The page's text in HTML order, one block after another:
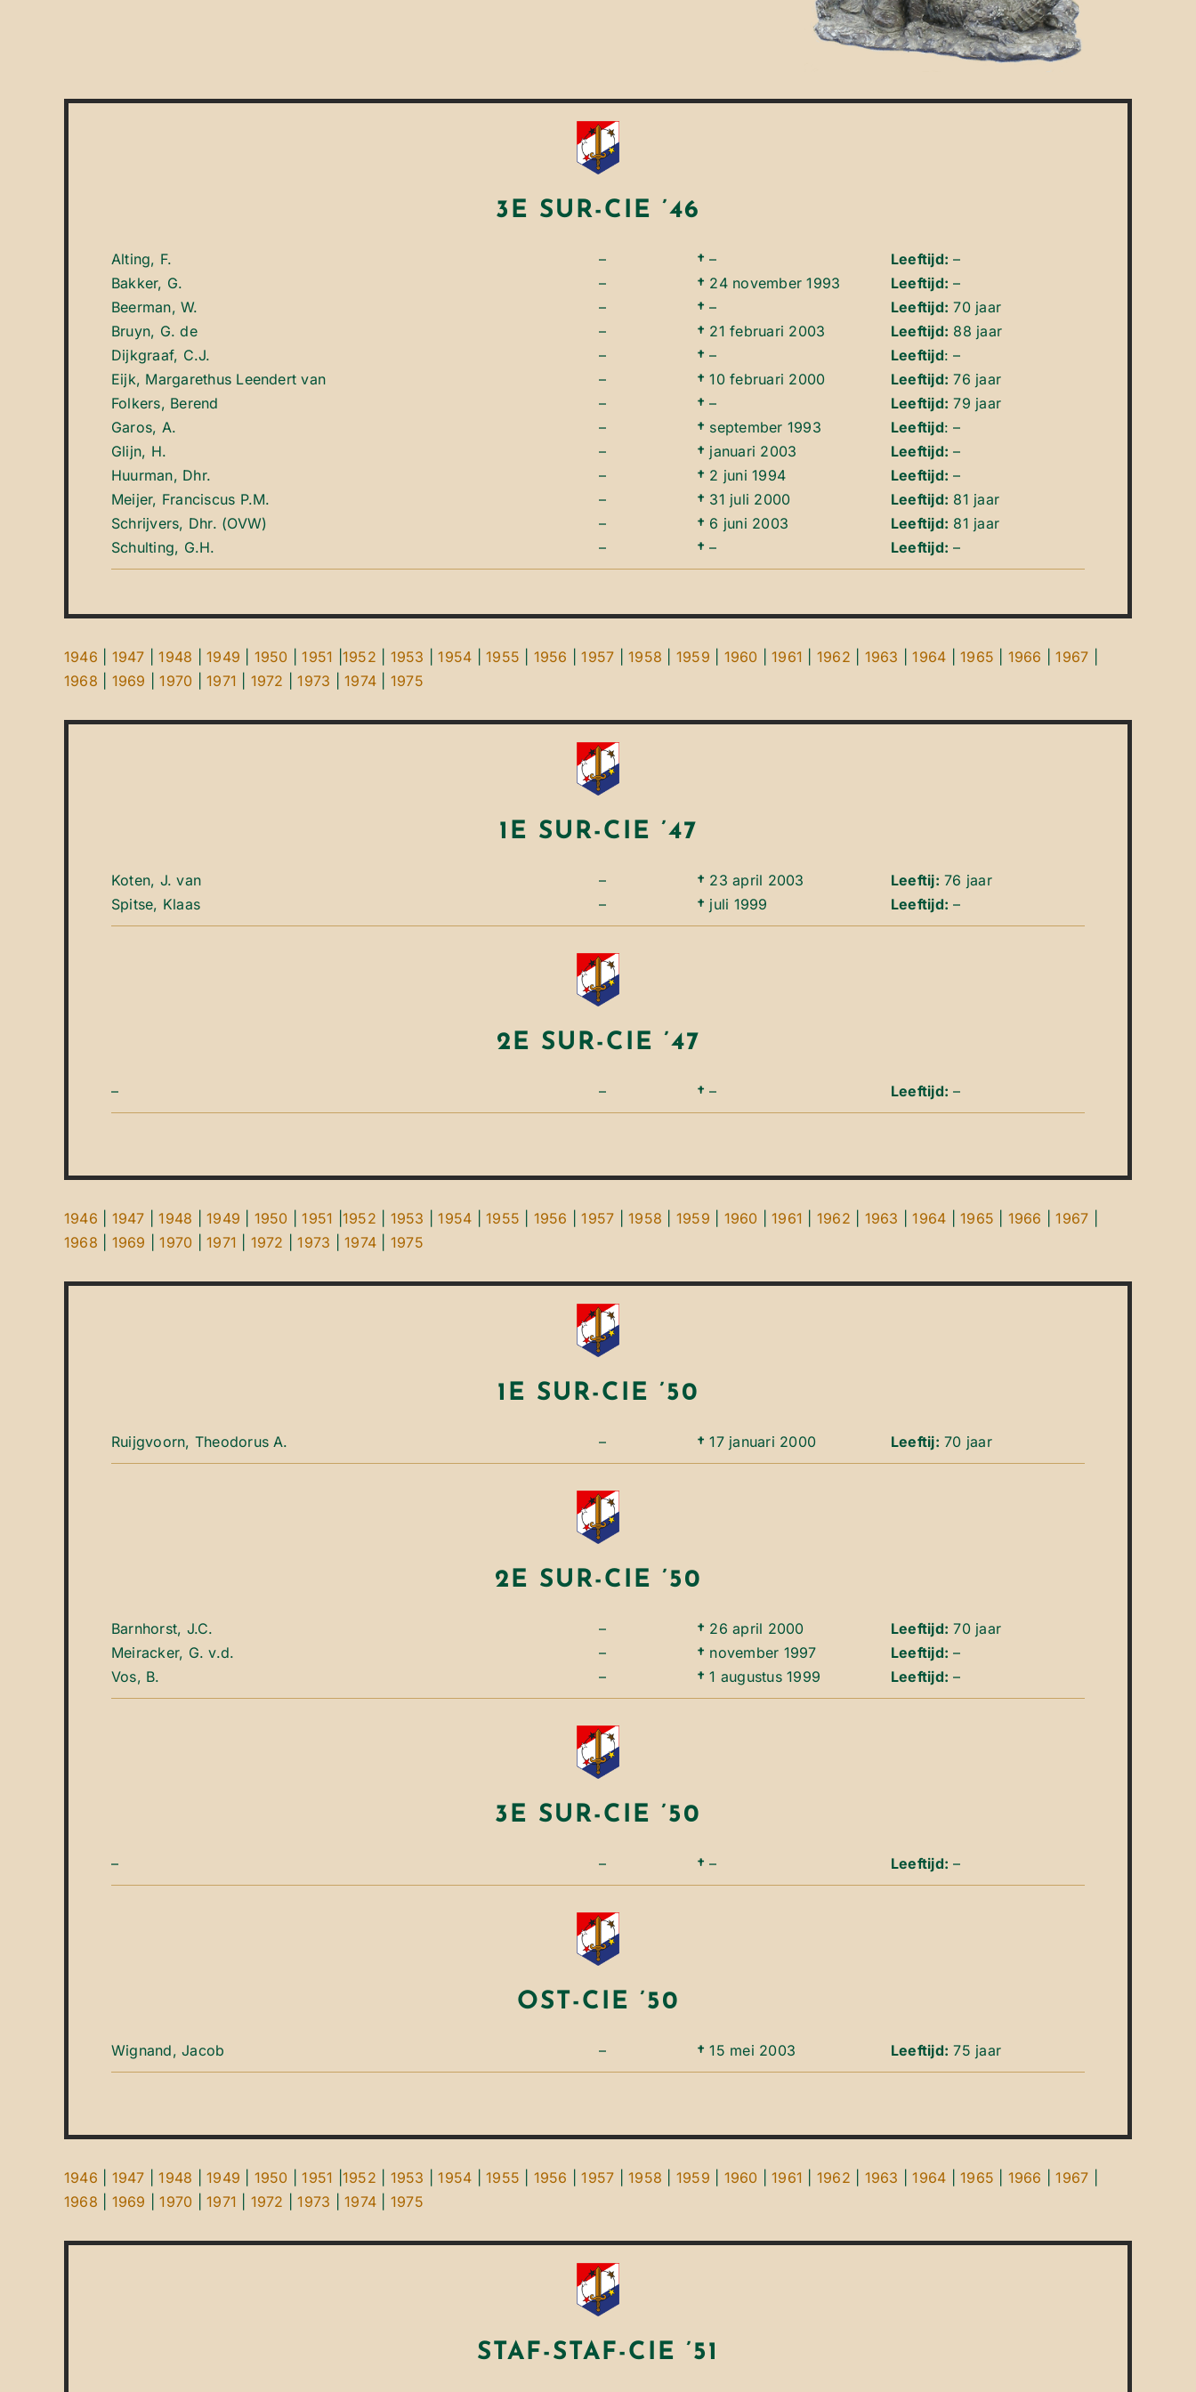
3E SUR-CIE ’46
Alting, F. – † – Leeftijd: –
Bakker, G.
– † 24 november 1993 Leeftijd: –
Beerman, W.
– † – Leeftijd: 70 jaar
Bruyn, G. de
– † 21 februari 2003 Leeftijd: 88 jaar
Dijkgraaf, C.J.
– † – Leeftijd: –
Eijk, Margarethus Leendert van
– † 10 februari 2000 Leeftijd: 76 jaar
Folkers, Berend
– † – Leeftijd: 79 jaar
Garos, A.
– † september 1993 Leeftijd: –
Glijn, H.
– † januari 2003 Leeftijd: –
Huurman, Dhr.
– † 2 juni 1994 Leeftijd: –
Meijer, Franciscus P.M.
– † 31 juli 2000 Leeftijd: 81 jaar
Schrijvers, Dhr. (OVW)
– † 6 juni 2003 Leeftijd: 81 jaar
Schulting, G.H.
– † – Leeftijd: –
1946 1947 |1948 |1949 1950 |1951 1952 1953 |1954 |1955 1956 |1957 |1958 1959 1960 |1961 1962 1963 |1964 |1965 1966 |1967
1968
1969 |1970 |1971 1972 |1973 |1974 1975
1E SUR-CIE ’47
Koten, J. van – † 23 april 2003 Leeftij: 76 jaar
Spitse, Klaas
– † juli 1999 Leeftijd: –
2E SUR-CIE ’47
– – † – Leeftijd: –
1946 1947 |1948 |1949 1950 |1951 1952 1953 |1954 |1955 1956 |1957 |1958 1959 1960 |1961 1962 1963 |1964 |1965 1966 |1967
1968
1969 |1970 |1971 1972 |1973 |1974 1975
1E SUR-CIE ’50
Ruijgvoorn, Theodorus A. – † 17 januari 2000 Leeftij: 70 jaar
2E SUR-CIE ’50
Barnhorst, J.C. – † 26 april 2000 Leeftijd: 70 jaar
Meiracker, G. v.d.
– † november 1997 Leeftijd: –
Vos, B.
– † 1 augustus 1999 Leeftijd: –
3E SUR-CIE ’50
– – † – Leeftijd: –
OST-CIE ’50
Wignand, Jacob – † 15 mei 2003 Leeftijd: 75 jaar
1946 1947 |1948 |1949 1950 |1951 1952 1953 |1954 |1955 1956 |1957 |1958 1959 1960 |1961 1962 1963 |1964 |1965 1966 |1967
1968
1969 |1970 |1971 1972 |1973 |1974 1975
STAF-STAF-CIE ’51